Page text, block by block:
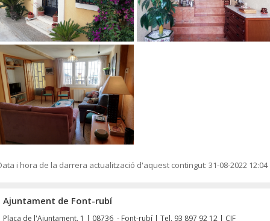
i hora de la darrera actualització d'aquest contingut: 31-08-2022 12:04
Ajuntament de Font-rubí
Plaça de l'Ajuntament, 1 | 08736 - Font-rubí | Tel. 93 897 92 12 | CIF